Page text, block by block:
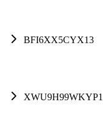
BFI6XX5CYX13
XWU9H99WKYP1